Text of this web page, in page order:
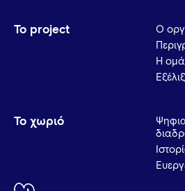
Το project
Ο
Η
Το χωριό